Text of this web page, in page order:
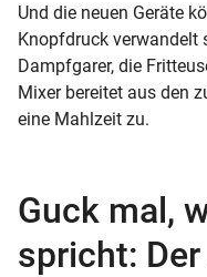
Und die neuen Geräte
Knopfdruck verwandelt
Dampfgarer, die
Mixer bereitet aus den
eine Mahlzeit zu.
Guck mal,
spricht: